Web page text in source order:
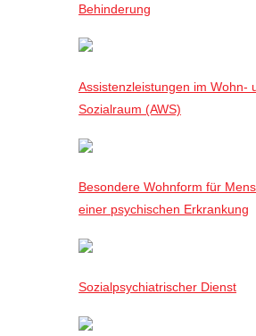
Behinderung
Assistenzleistungen im Wohn-
Sozialraum (AWS)
Besondere Wohnform für
einer psychischen Erkrankung
Sozialpsychiatrischer Dienst